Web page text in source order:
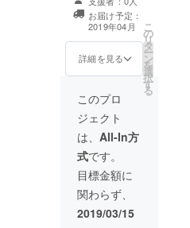
前にこちらから
キャンプファイ
ヤーでお使いの
ID宛にご連絡い
たします。その
際に本公演希望
日時、ご希望の
名前、Tシャツの
サイズ(リターン
詳細にて記載)を
お教えくださ
い。 •劇団うけつ
写真アルバム •あ
なたの為だけに
作る短編お芝居
動画（希望役者
と希望テーマの
催 •「寺おぶて
らー」当日パン
フレットに名前
記載 •劇団うけつ
第七回本公演
フレット会社名
記載 •当日パンフ
レットにて
50mm×210mm
の広告スペース
(画像等ある場合
gmailにてやりと
りさせていただ
きます) •DVD作
成時のエンド
お届け予定：
2019年04月
詳細を見る
こ
の
リ
タ
ー
ン
を
選
択
す
る
このプロ
ジェクト
は、 All-In方
式です。
目標金額に
関わらず、
2019/03/15